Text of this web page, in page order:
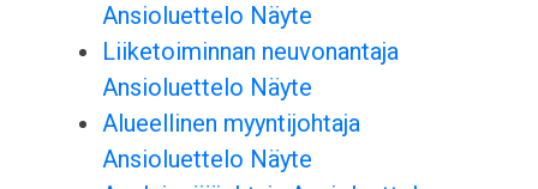
Ansioluettelo Näyte
Liiketoiminnan neuvonantaja
Ansioluettelo Näyte
Alueellinen myyntijohtaja
Ansioluettelo Näyte